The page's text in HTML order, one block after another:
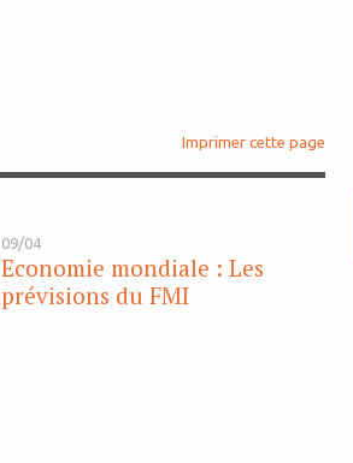
Imprimer cette page
09/04
Economie mondiale : Les
prévisions du FMI